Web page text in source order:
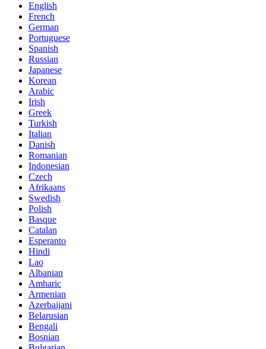
English
French
German
Portuguese
Spanish
Russian
Japanese
Korean
Arabic
Irish
Greek
Turkish
Italian
Danish
Romanian
Indonesian
Czech
Afrikaans
Swedish
Polish
Basque
Catalan
Esperanto
Hindi
Lao
Albanian
Amharic
Armenian
Azerbaijani
Belarusian
Bengali
Bosnian